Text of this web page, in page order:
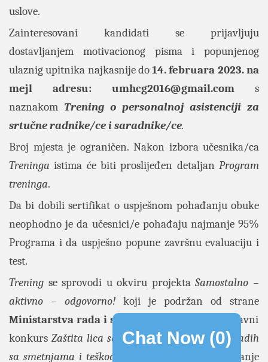
uslove.
Zainteresovani kandidati se prijavljuju
dostavljanjem motivacionog pisma i popunjenog
ulaznig upitnika najkasnije do14. februara 2023. na
mejl adresu:
umhcg2016@gmail.com s
naznakom Trening o personalnoj asistenciji za
srtučne radnike/ce i saradnike/ce.
Broj mjesta je ograničen. Nakon izbora učesnika/ca
Treninga istima će biti proslijeđen detaljan Program
treninga.
Da bi dobili sertifikat o uspješnom pohađanju obuke
neophodno je da učesnici/e pohađaju najmanje 95%
Programa i da uspješno popune završnu evaluaciju i
test.
Trening se sprovodi u okviru projektaSamostalno –
aktivno – odgovorno! koji je podržan od strane
Ministarstva rada i socijalnog staranja
kroz Javni
konkursZaštita lica sa invaliditetom i djece i mladih
sa smetnjama i teškoćama u razvoju
za finansiranje
Chat Now (0)